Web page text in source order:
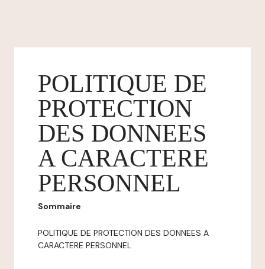
POLITIQUE DE
PROTECTION
DES DONNEES
A CARACTERE
PERSONNEL
Sommaire
POLITIQUE DE PROTECTION DES DONNEES A
CARACTERE PERSONNEL